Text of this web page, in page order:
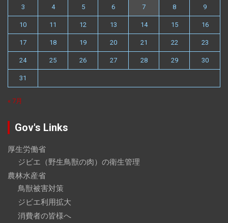
3 4 5 6 7 8 9
10 11 12 13 14 15 16
17 18 19 20 21 22 23
24 25 26 27 28 29 30
31
« 7月
Gov's Links
厚生労働省
ジビエ（野生鳥獣の肉）の衛生管理
農林水産省
鳥獣被害対策
ジビエ利用拡大
消費者の皆様へ